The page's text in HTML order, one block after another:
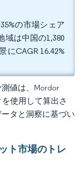
の市場シェア
域は中国の1,380
にCAGR 16.42%
値は、Mordor
使用して算出さ
タと洞察に基づい
ト市場のトレ